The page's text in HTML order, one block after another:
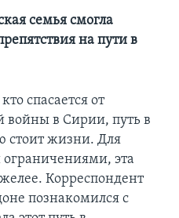
семья смогла
на пути в
спасается от
войны в Сирии, путь в
стоит жизни. Для
эта
Корреспондент
познакомился с